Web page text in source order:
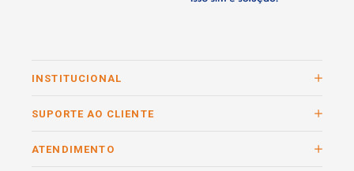
INSTITUCIONAL
SUPORTE AO CLIENTE
ATENDIMENTO